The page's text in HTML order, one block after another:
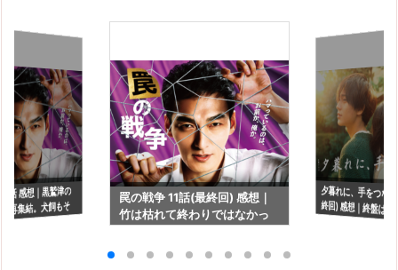
話 感想｜黒鷲津の
再集結。犬飼もそ
ます？
罠の戦争 11話(最終回) 感想｜
竹は枯れて終わりではなかっ
夕暮れに、手をつな
終回) 感想｜終盤
い"頼りになってた